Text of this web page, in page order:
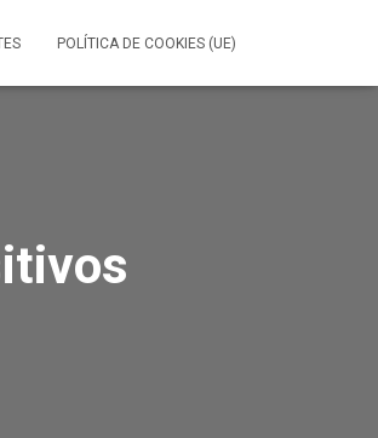
POLÍTICA DE COOKIES (UE)